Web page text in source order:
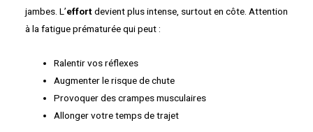
jambes. L’effortdevient plus intense, surtout en côte. Attention
à la fatigue prématurée qui peut :
Ralentir vos réflexes
Augmenter le risque de chute
Provoquer des crampes musculaires
Allonger votre temps de trajet